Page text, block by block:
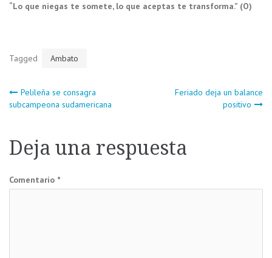
“Lo que niegas te somete, lo que aceptas te transforma.” (O)
Tagged Ambato
Navegación
entradas
Pelileña se consagra
subcampeona sudamericana
Feriado deja un balance
positivo
Deja una respuesta
Comentario *